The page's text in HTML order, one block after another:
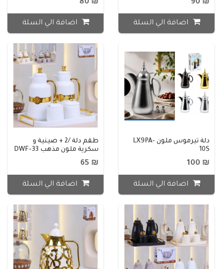
₪ 90
اضافة الي السلة
₪ 80
اضافة الي السلة
دلة تيرموس ملون LX9PA-
10S
₪ 100
اضافة الي السلة
طقم دلة /2 + صينية و
سكرية ملون مذهب DWF-33
₪ 65
اضافة الي السلة